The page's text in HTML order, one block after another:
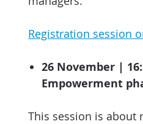
Registration session
26 November |
Empowerment
This session is about